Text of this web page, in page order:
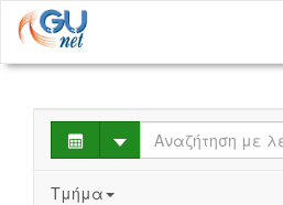
Select
Τμήμα